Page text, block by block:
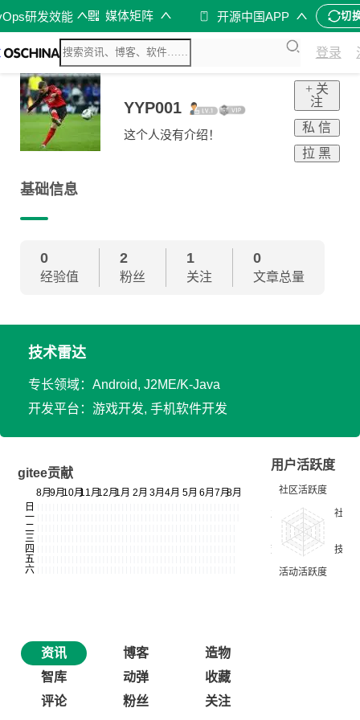
研发效能 媒体矩阵 开源中国APP 切
登录
YYP001
这个人没有介绍！
+ 关
注
私 信
拉 黑
基础信息
0
经验值
2
粉丝
1
关注
0
文章总量
技术雷达
专长领域：Android, J2ME/K-Java
开发平台：游戏开发, 手机软件开发
gitee贡献
用户活跃度
资讯 博客
造物
智库
动弹
收藏
评论
粉丝 关注